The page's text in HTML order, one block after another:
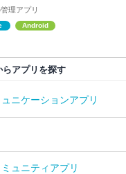
理アプリ
Android
らアプリを探す
ニケーションアプリ
ュニティアプリ